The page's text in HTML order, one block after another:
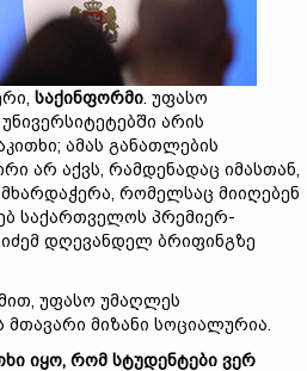
საქინფორმი. უფასო
არის
ამას განათლების
არ აქვს, რამდენადაც იმასთან,
რომელსაც მიიღებენ
საქართველოს პრემიერ-
დღევანდელ ბრიფინგზე
უფასო უმაღლეს
მიზანი სოციალურია.
იყო, რომ სტუდენტები ვერ